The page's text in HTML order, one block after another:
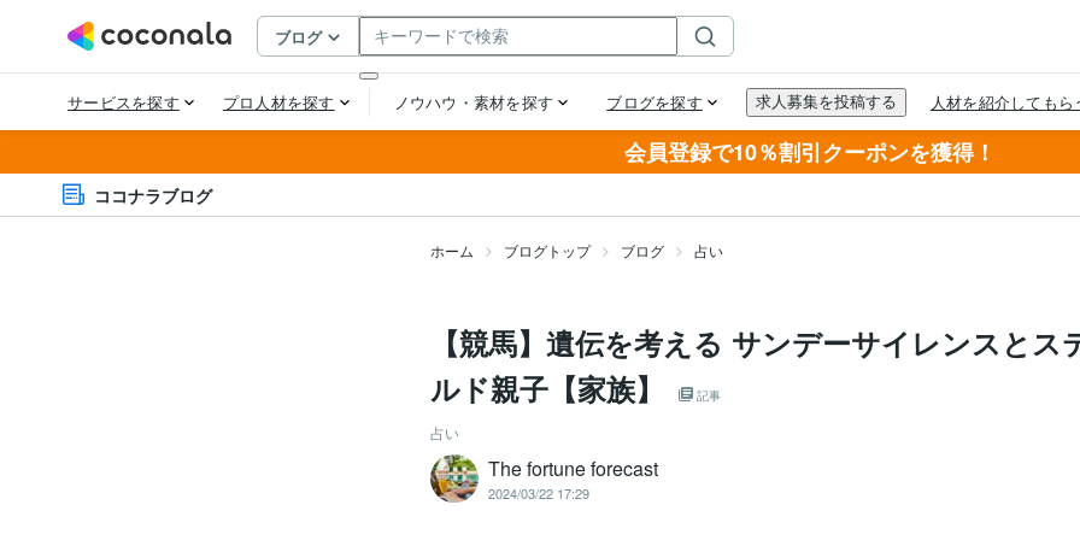
会員登録で10％割引クーポンを獲得！
ココナラブログ
ホーム ブログトップ ブログ 占い
【競馬】遺伝を考える サンデーサイレンスとス
ルド親子【家族】
記事
占い
The fortune forecast
2024/03/22 17:29